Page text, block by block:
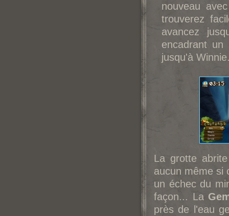
nouveau
trouverez
avancez
encadrant
jusqu'à
La grotte
aucun même si
un échec du
façon... La
près de l'eau